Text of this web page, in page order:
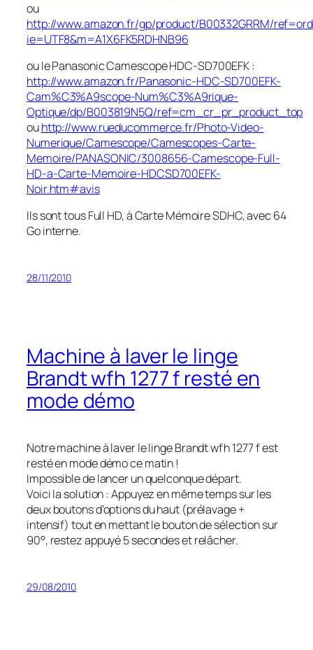
ou
http://www.amazon.fr/gp/product/B00332GRRM/
ie=UTF8&m=A1X6FK5RDHNB96
ou le Panasonic Camescope HDC-SD700EFK :
http://www.amazon.fr/Panasonic-HDC-SD700EFK-
Cam%C3%A9scope-Num%C3%A9rique-
Optique/dp/B003819N5Q/ref=cm_cr_pr_product_top
ouhttp://www.rueducommerce.fr/Photo-Video-
Numerique/Camescope/Camescopes-Carte-
Memoire/PANASONIC/3008656-Camescope-Full-
HD-a-Carte-Memoire-HDCSD700EFK-
Noir.htm#avis
Ils sont tous Full HD, à Carte Mémoire SDHC, avec 64
Go interne.
28/11/2010
Machine à laver le linge
Brandt wfh 1277 f resté en
mode démo
Notre machine à laver le linge Brandt wfh 1277 f est
resté en mode démo ce matin !
Impossible de lancer un quelconque départ.
Voici la solution : Appuyez en même temps sur les
deux boutons d’options du haut (prélavage +
intensif) tout en mettant le bouton de sélection sur
90°, restez appuyé 5 secondes et relâcher.
29/08/2010